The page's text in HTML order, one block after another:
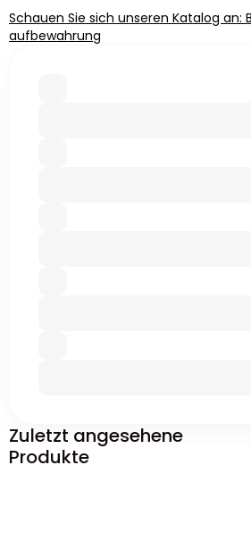
Schauen Sie sich unseren Katalog an:
aufbewahrung
Zuletzt angesehene
Produkte